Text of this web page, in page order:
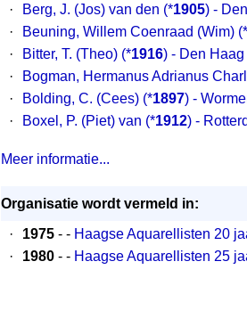
·
Berg, J. (Jos) van den (*1905) -
·
Beuning, Willem Coenraad (Wim) (*
·
Bitter, T. (Theo) (*1916) - Den Haag
·
Bogman, Hermanus Adrianus
·
Bolding, C. (Cees) (*1897) -
·
Boxel, P. (Piet) van (*1912) -
Meer informatie...
Organisatie wordt vermeld in:
·
1975 - - Haagse Aquarellisten 20
·
1980 - - Haagse Aquarellisten 25